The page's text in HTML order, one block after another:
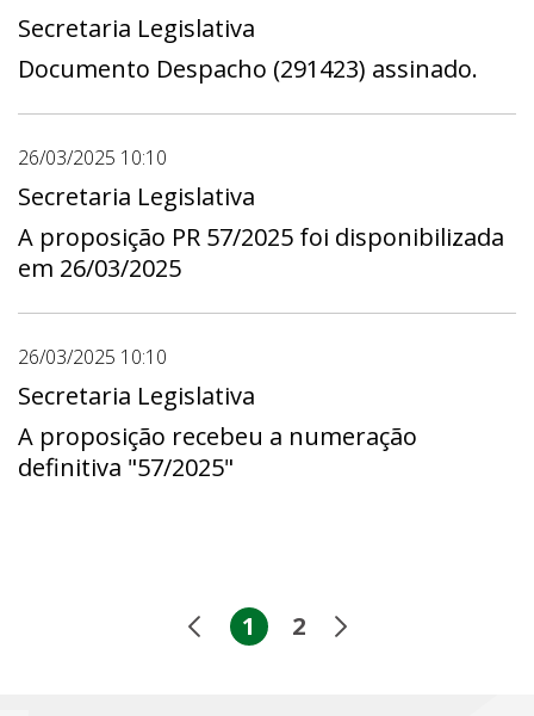
Gabinete do Deputado Ricardo Vale - Gab
13, Gabinete do Deputado Rogério Morro da
Cruz - Gab 05, Gabinete do Deputado
Thiago Manzoni - Gab 08, Gabinete do
1º dia 31/03/2025 - 00:00 a útimo dia
04/04/2025 - 23:59
Secretaria Legislativa
Documento Despacho (291423) assinado.
26/03/2025 10:10
Secretaria Legislativa
A proposição PR 57/2025 foi disponibilizada
em 26/03/2025
26/03/2025 10:10
Secretaria Legislativa
A proposição recebeu a numeração
definitiva "57/2025"
1 2